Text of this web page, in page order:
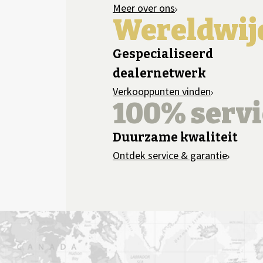
Meer over ons
Gespecialiseerd
dealernetwerk
Verkooppunten vinden
100%
Duurzame kwaliteit
Ontdek service & garantie